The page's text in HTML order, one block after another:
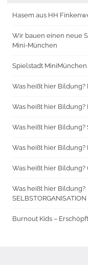
Hasem aus HH
Wir bauen einen neue
Mini-München
Spielstadt MiniMünchen
Was heißt hier Bildung?
Was heißt hier Bildung?
Was heißt hier Bildung?
Was heißt hier Bildung?
Was heißt hier Bildung?
Was heißt hier Bildung?
SELBSTORGANISATION
Burnout Kids –